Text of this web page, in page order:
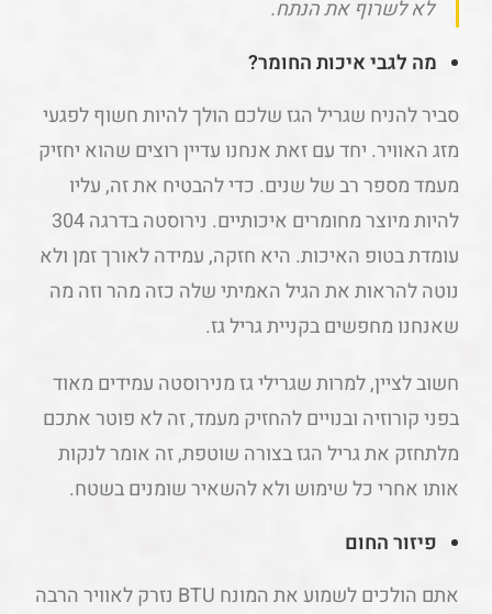
לא לשרוף את הנתח.
מה לגבי איכות החומר?
סביר להניח שגריל הגז שלכם הולך להיות חשוף לפגעי
מזג האוויר. יחד עם זאת אנחנו עדיין רוצים שהוא יחזיק
מעמד מספר רב של שנים. כדי להבטיח את זה, עליו
להיות מיוצר מחומרים איכותיים. נירוסטה בדרגה 304
עומדת בטופ האיכות. היא חזקה, עמידה לאורך זמן ולא
נוטה להראות את הגיל האמיתי שלה כזה מהר וזה מה
שאנחנו מחפשים בקניית גריל גז.
חשוב לציין, למרות שגרילי גז מנירוסטה עמידים מאוד
בפני קורוזיה ובנויים להחזיק מעמד, זה לא פוטר אתכם
מלתחזק את גריל הגז בצורה שוטפת, זה אומר לנקות
אותו אחרי כל שימוש ולא להשאיר שומנים בשטח.
פיזור החום
אתם הולכים לשמוע את המונח BTU נזרק לאוויר הרבה